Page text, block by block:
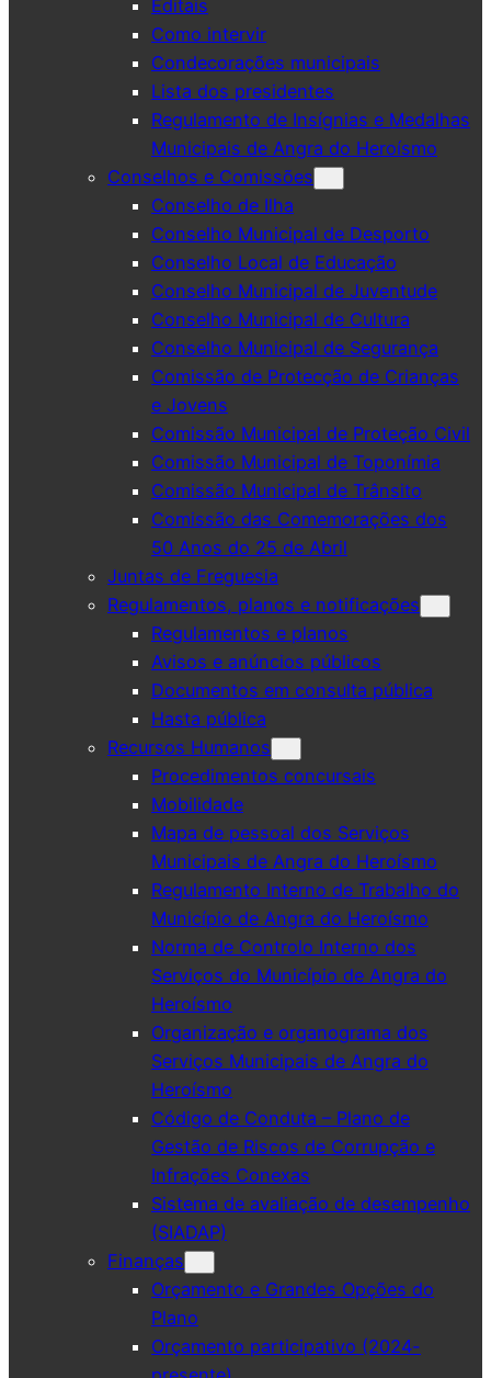
Editais
Como intervir
Condecorações municipais
Lista dos presidentes
Regulamento de Insígnias e Medalhas
Municipais de Angra do Heroísmo
Conselhos e Comissões
Conselho de Ilha
Conselho Municipal de Desporto
Conselho Local de Educação
Conselho Municipal de Juventude
Conselho Municipal de Cultura
Conselho Municipal de Segurança
Comissão de Protecção de Crianças
e Jovens
Comissão Municipal de Proteção Civil
Comissão Municipal de Toponímia
Comissão Municipal de Trânsito
Comissão das Comemorações dos
50 Anos do 25 de Abril
Juntas de Freguesia
Regulamentos, planos e notificações
Regulamentos e planos
Avisos e anúncios públicos
Documentos em consulta pública
Hasta pública
Recursos Humanos
Procedimentos concursais
Mobilidade
Mapa de pessoal dos Serviços
Municipais de Angra do Heroísmo
Regulamento Interno de Trabalho do
Município de Angra do Heroísmo
Norma de Controlo Interno dos
Serviços do Município de Angra do
Heroísmo
Organização e organograma dos
Serviços Municipais de Angra do
Heroísmo
Código de Conduta – Plano de
Gestão de Riscos de Corrupção e
Infrações Conexas
Sistema de avaliação de desempenho
(SIADAP)
Finanças
Orçamento e Grandes Opções do
Plano
Orçamento participativo (2024-